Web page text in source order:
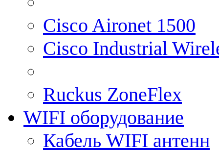
Cisco Aironet 1500
Cisco Industrial
Ruckus ZoneFlex
WIFI оборудование
Кабель WIFI антенн